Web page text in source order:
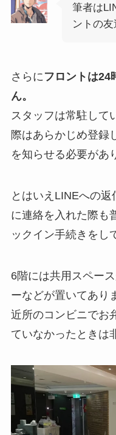
筆者は
ントの友
さらに フロントは24
ん。
スタッフは常駐して
際はあらかじめ登録
を知らせる必要があ
とはいえLINEへの
に連絡を入れた際も
ックイン手続きをし
6階には共用スペー
ーなどが置いてあり
近所のコンビニでお
ていなかったときは